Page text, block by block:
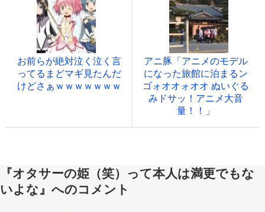
お前らが絶対泣く泣く言
ってるまどマギ見たんだ
けどさぁｗｗｗｗｗｗｗ
アニ豚「アニメのモデル
になった旅館に泊まるン
ゴォオオォオオ ぬいぐる
みドサッ！アニメ大音
量！！」
『オタサーの姫（笑）って本人は満更でもな
いよな』へのコメント